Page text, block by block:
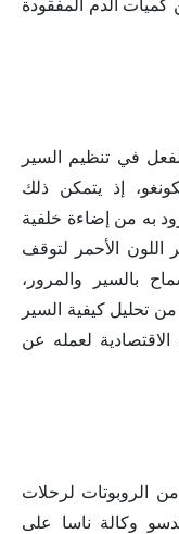
كميات الدم المفقودة
في تنظيم السير
إذ يتمكن ذلك
به من إضاءة خلفية
اللون الأحمر لتوقف
بالسير والمرور،
تحليل كيفية السير
لعمله عن
الروبوتات لرحلات
وكالة ناسا على